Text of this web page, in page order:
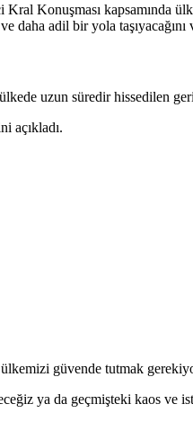
Konuşması kapsamında
daha adil bir yola
uzun süredir hissedilen
açıkladı.
güvende tutmak
ya da geçmişteki kaos ve